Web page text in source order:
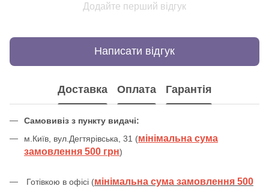
Додайте перший відгук
Написати відгук
Доставка Оплата Гарантія
Самовивіз з пункту видачі:
м.Київ, вул.Дегтярівська, 31 (мінімальна сума
замовлення 500 грн)
Готівкою в офісі (мінімальна сума замовлення 500